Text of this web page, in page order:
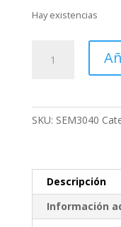
Hay existencias
SKU: SEM3040
Descripción
Información